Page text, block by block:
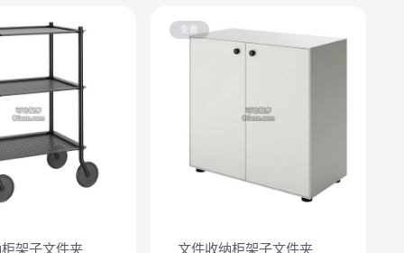
架子文件夹
免费
文件收纳柜架子文件夹